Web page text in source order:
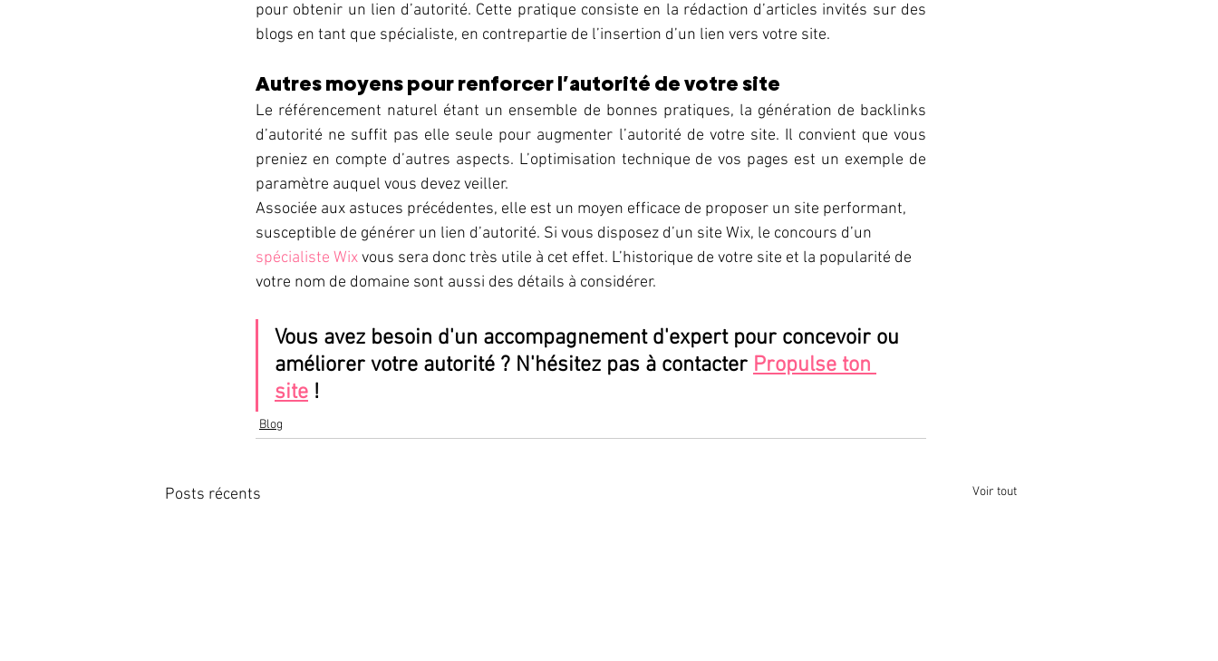
pour obtenir un lien d’autorité. Cette pratique consiste en la rédaction d’articles invités sur des
blogs en tant que spécialiste, en contrepartie de l’insertion d’un lien vers votre site.
Autres moyens pour renforcer l’autorité de votre site
Le référencement naturel étant un ensemble de bonnes pratiques, la génération de backlinks
d’autorité ne suffit pas elle seule pour augmenter l’autorité de votre site. Il convient que vous
preniez en compte d’autres aspects. L’optimisation technique de vos pages est un exemple de
paramètre auquel vous devez veiller.
Associée aux astuces précédentes, elle est un moyen efficace de proposer un site performant,
susceptible de générer un lien d’autorité. Si vous disposez d’un site Wix, le concours d’un
spécialiste Wix vous sera donc très utile à cet effet. L’historique de votre site et la popularité de
votre nom de domaine sont aussi des détails à considérer.
Vous avez besoin d'un accompagnement d'expert pour concevoir ou
améliorer votre autorité ? N'hésitez pas à contacter Propulse ton
site !
Blog
Posts récents Voir tout